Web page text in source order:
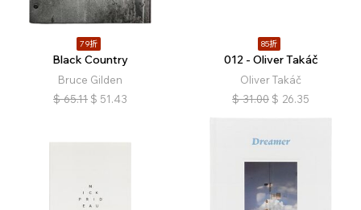
79折
Black Country
Bruce Gilden
$ 65.11 $ 51.43
85折
012 - Oliver Takáč
Oliver Takáč
$ 31.00 $ 26.35